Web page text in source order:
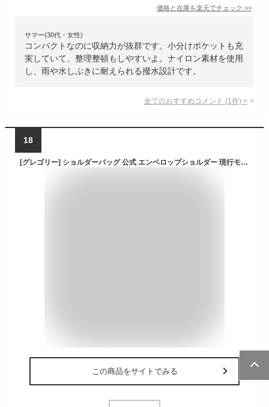
価格と在庫を楽天でチェック >>
サマー(30代・女性)
コンパクトなのに収納力が抜群です。小分けポケットも充
実していて、整理整頓もしやすいよ。ナイロン素材を使用
し、雨や水しぶきに耐えられる撥水設計です。
全てのおすすめコメント (1 件) >
18
[グレゴリー] ショルダーバッグ 公式 エンベロップショルダー 現行モデル ブラック
この商品をサイトでみる